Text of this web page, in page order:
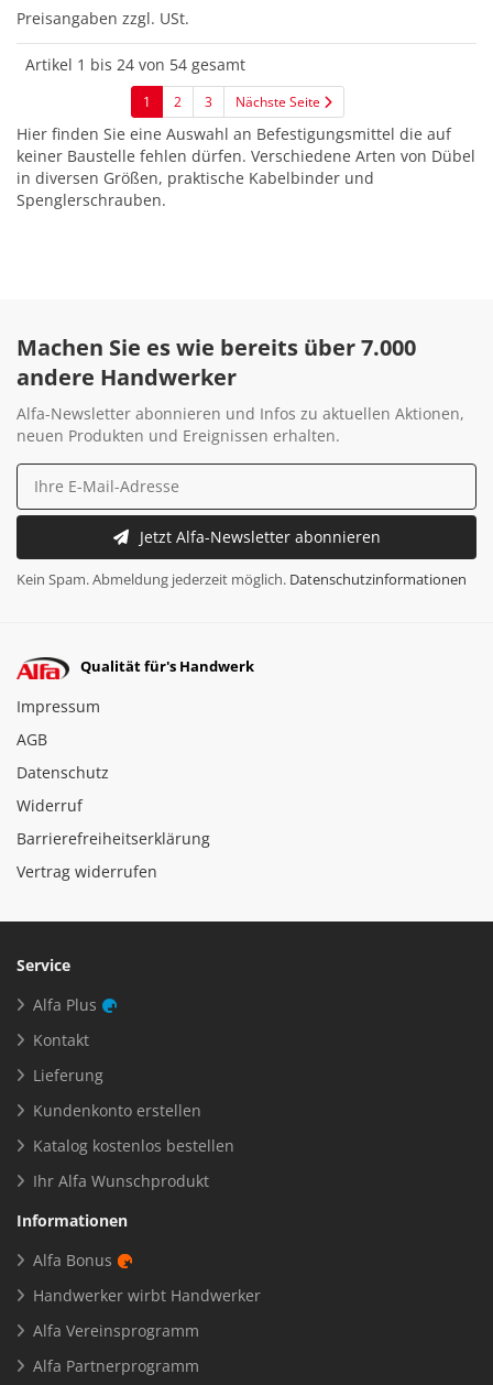
Preisangaben zzgl. USt.
Artikel 1 bis 24 von 54 gesamt
1 2 3 Nächste Seite
Hier finden Sie eine Auswahl an Befestigungsmittel die auf
keiner Baustelle fehlen dürfen. Verschiedene Arten von Dübel
in diversen Größen, praktische Kabelbinder und
Spenglerschrauben.
Machen Sie es wie bereits über 7.000
andere Handwerker
Alfa-Newsletter abonnieren und Infos zu aktuellen Aktionen,
neuen Produkten und Ereignissen erhalten.
Jetzt Alfa-Newsletter abonnieren
Kein Spam. Abmeldung jederzeit möglich. Datenschutzinformationen
Qualität für's Handwerk
Impressum
AGB
Datenschutz
Widerruf
Barrierefreiheitserklärung
Vertrag widerrufen
Service
Alfa Plus
Kontakt
Lieferung
Kundenkonto erstellen
Katalog kostenlos bestellen
Ihr Alfa Wunschprodukt
Informationen
Alfa Bonus
Handwerker wirbt Handwerker
Alfa Vereinsprogramm
Alfa Partnerprogramm